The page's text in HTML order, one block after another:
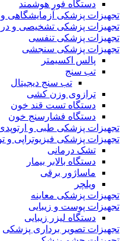
دستگاه فور هوشمند
تجهیزات پزشکی آزمایشگاهی و
تجهیزات پزشکی تشخیصی و
تجهیزات پزشکی تنفسی
تجهیزات پزشکی سنجشی
پالس اکسیمتر
تب سنج
تب سنج دیجیتال
ترازوی وزن کشی
دستگاه تست قند خون
دستگاه فشارسنج خون
تجهیزات پزشکی طبی و
تجهیزات پزشکی فیزیوتراپی و
تشک درمانی
دستگاه بالابر بیمار
ماساژور برقی
ویلچر
تجهیزات پزشکی معاینه
تجهیزات پوست و زیبایی
دستگاه لیزر زیبایی
تجهیزات تصویر برداری پزشکی